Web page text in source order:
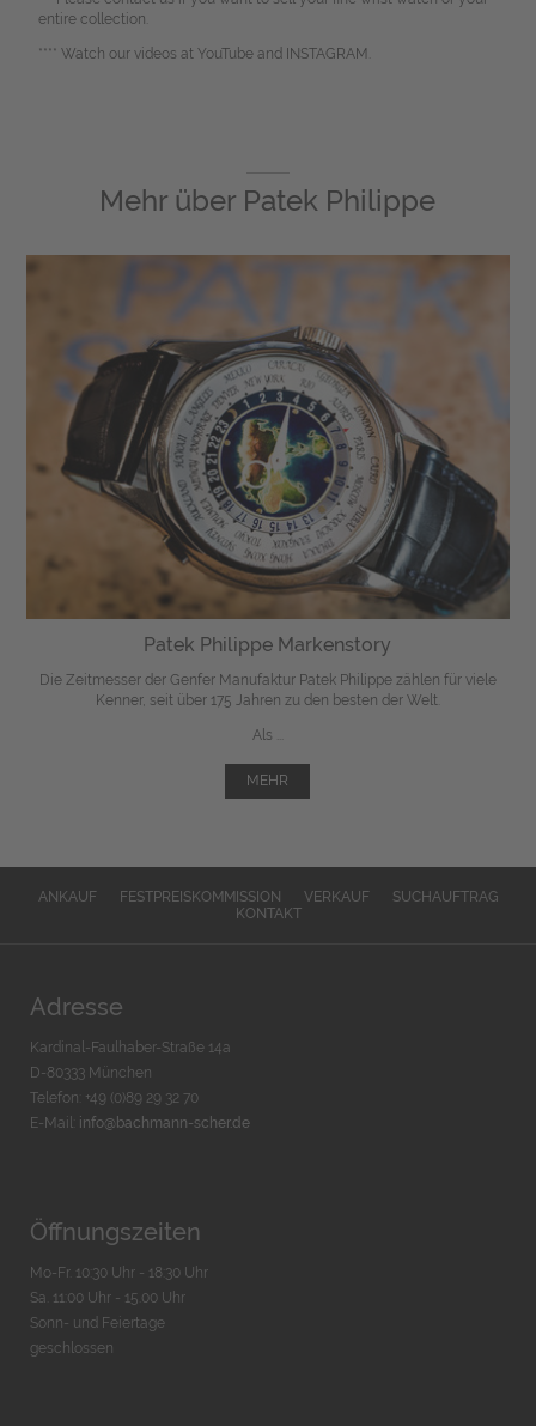
entire collection.
**** Watch our videos at YouTube and INSTAGRAM.
Mehr über Patek Philippe
Patek Philippe Markenstory
Die Zeitmesser der Genfer Manufaktur Patek Philippe zählen für viele
Kenner, seit über 175 Jahren zu den besten der Welt.
Als ...
MEHR
ANKAUF FESTPREISKOMMISSION VERKAUF
SUCHAUFTRAG
KONTAKT
Adresse
Kardinal-Faulhaber-Straße 14a
D-80333 München
Telefon: +49 (0)89 29 32 70
E-Mail: info@bachmann-scher.de
Öffnungszeiten
Mo-Fr. 10:30 Uhr - 18:30 Uhr
Sa. 11:00 Uhr - 15.00 Uhr
Sonn- und Feiertage
geschlossen